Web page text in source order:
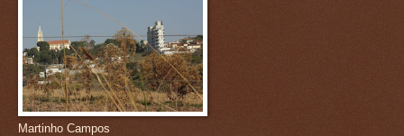
Martinho Campos